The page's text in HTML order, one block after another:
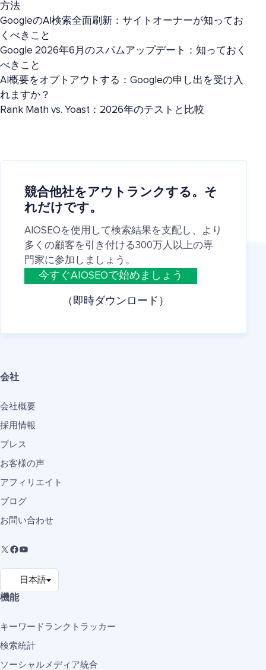
方法
GoogleのAI検索全面刷新：サイトオーナーが知ってお
くべきこと
Google 2026年6月のスパムアップデート：知っておく
べきこと
AI概要をオプトアウトする：Googleの申し出を受け入
れますか？
Rank Math vs. Yoast：2026年のテストと比較
競合他社をアウトランクする。そ
れだけです。
AIOSEOを使用して検索結果を支配し、より
多くの顧客を引き付ける300万人以上の専
門家に参加しましょう。
今すぐAIOSEOで始めましょう
（即時ダウンロード）
会社
会社概要
採用情報
プレス
お客様の声
アフィリエイト
ブログ
お問い合わせ
機能
キーワードランクトラッカー
検索統計
ソーシャルメディア統合